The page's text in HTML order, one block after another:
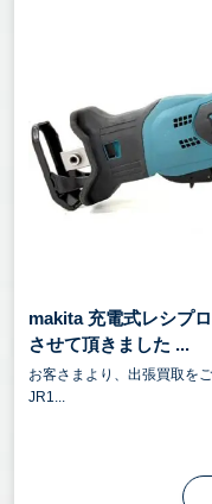
makita 充電式レシプ
させて頂きました ...
お客さまより、出張買取を
JR1...